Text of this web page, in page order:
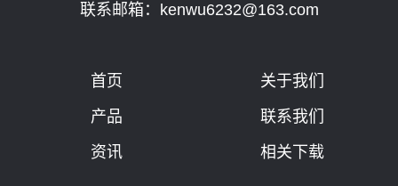
联系邮箱：kenwu6232@163.com
首页
关于我们
产品
联系我们
资讯
相关下载